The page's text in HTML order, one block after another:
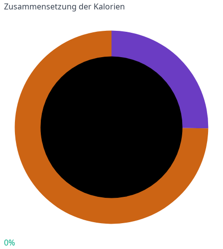
Zusammensetzung der Kalorien
0%